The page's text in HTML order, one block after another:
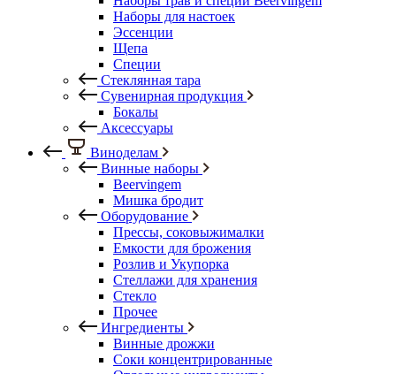
Наборы для настоек
Эссенции
Щепа
Специи
Стеклянная тара
Сувенирная продукция
Бокалы
Аксессуары
Виноделам
Винные наборы
Beervingem
Мишка бродит
Оборудование
Прессы, соковыжималки
Емкости для брожения
Розлив и Укупорка
Стеллажи для хранения
Стекло
Прочее
Ингредиенты
Винные дрожжи
Соки концентрированные